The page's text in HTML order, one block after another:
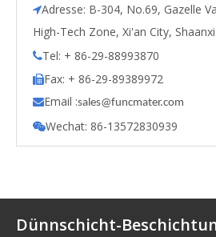
Adresse: B-304, No.69, Gazelle
High-Tech Zone, Xi'an City,
Tel: + 86-29-88993870
Fax: + 86-29-89389972
Email :sales@funcmater.com
Wechat: 86-13572830939
Dünnschicht-